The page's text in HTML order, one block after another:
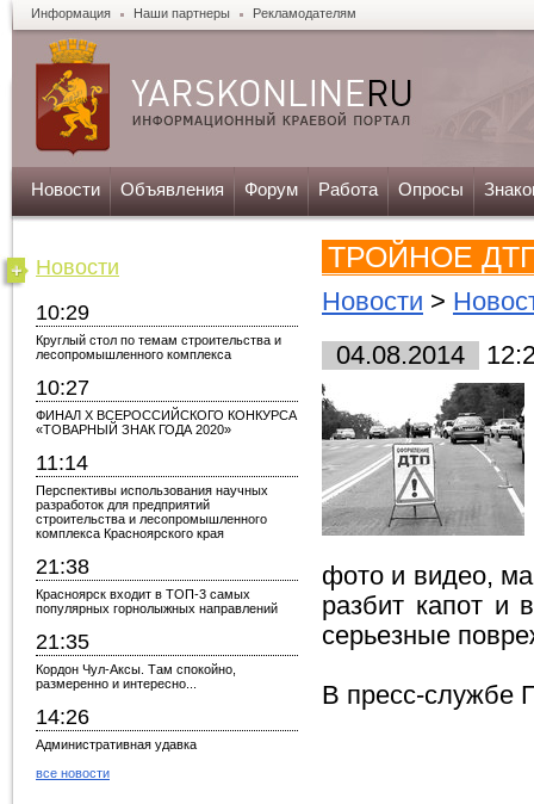
Информация Наши партнеры Рекламодателям
Новости Объявления Форум Работа Опросы
Новости
10:29
Круглый стол по темам строительства и
лесопромышленного комплекса
10:27
ФИНАЛ X ВСЕРОССИЙСКОГО КОНКУРСА
«ТОВАРНЫЙ ЗНАК ГОДА 2020»
11:14
Перспективы использования научных
разработок для предприятий
строительства и лесопромышленного
комплекса Красноярского края
21:38
Красноярск входит в ТОП-3 самых
популярных горнолыжных направлений
21:35
Кордон Чул-Аксы. Там спокойно,
размеренно и интересно...
14:26
Административная удавка
все новости
ТРОЙНОЕ
Новости >
04.08.2014
фото и видео,
разбит капот и
серьезные
В пресс-службе